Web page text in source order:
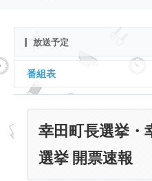
放送予定
番組表
幸田町長選挙・
選挙 開票速報